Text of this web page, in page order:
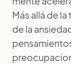
Más allá de
de la